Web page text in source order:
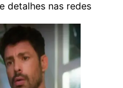
detalhes nas redes